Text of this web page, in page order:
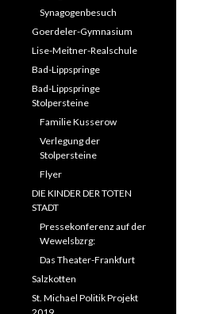
Synagogenbesuch
Goerdeler-Gymnasium
Lise-Meitner-Realschule
Bad-Lippspringe
Bad-Lippspringe
Stolpersteine
Familie Kusserow
Verlegung der
Stolpersteine
Flyer
DIE KINDER DER TOTEN
STADT
Pressekonferenz auf der
Wewelsbzrg:
Das Theater-Frankfurt
Salzkotten
St. Michael Politik Projekt